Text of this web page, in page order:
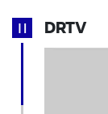
DRTV